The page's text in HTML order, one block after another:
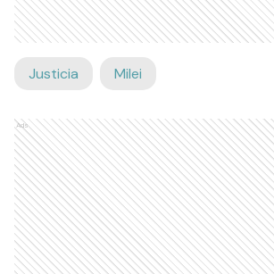
Justicia Milei
Ads